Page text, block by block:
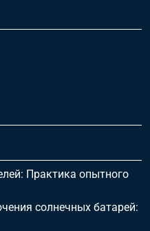
Практика опытного
солнечных батарей: